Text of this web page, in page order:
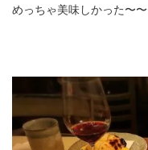
めっちゃ美味しかった〜〜